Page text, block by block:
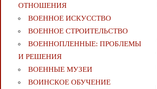
ОТНОШЕНИЯ
ВОЕННОЕ ИСКУССТВО
ВОЕННОЕ СТРОИТЕЛЬСТВО
ВОЕННОПЛЕННЫЕ: ПРОБЛЕМЫ
И РЕШЕНИЯ
ВОЕННЫЕ МУЗЕИ
ВОИНСКОЕ ОБУЧЕНИЕ